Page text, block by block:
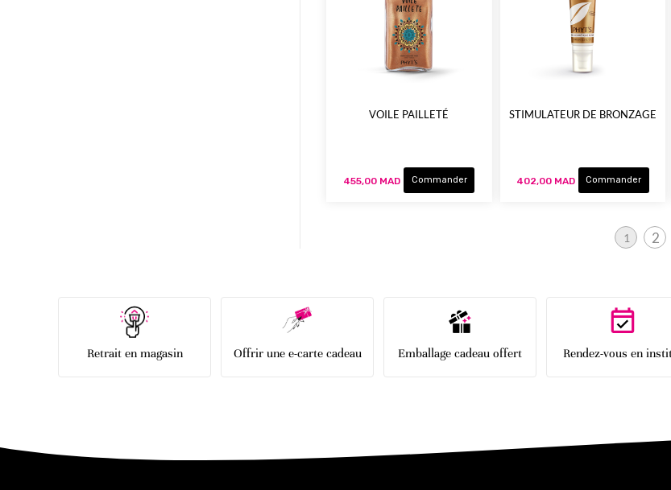
VOILE PAILLETÉ
455,00 MAD Commander
STIMULATEUR DE BRONZAGE
402,00 MAD Commander
Page
Vous lisez
1 2
Retrait en magasin Offrir une e-carte cadeau Emballage cadeau offert Rendez-vous en